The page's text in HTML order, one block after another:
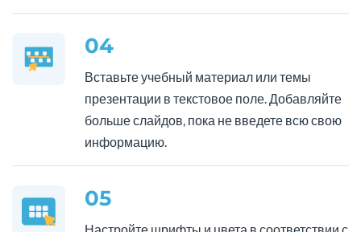
04
Вставьте учебный материал или темы
презентации в текстовое поле. Добавляйте
больше слайдов, пока не введете всю свою
информацию.
05